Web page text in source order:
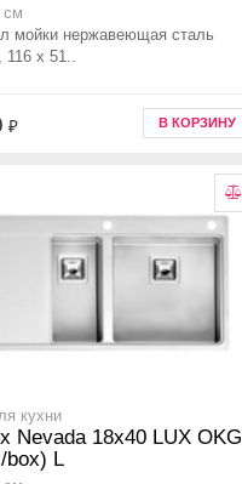
см
мойки нержавеющая сталь
116 x 51..
₽ В КОРЗИНУ
кухни
Nevada 18x40 LUX OKG
box) L